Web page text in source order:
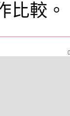
比較。